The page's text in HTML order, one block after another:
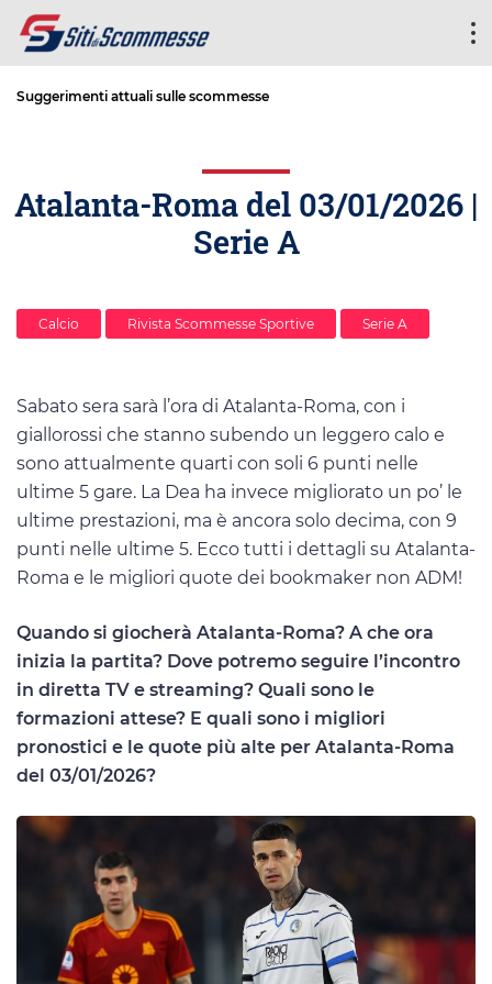
Suggerimenti attuali sulle scommesse
Atalanta-Roma del 03/01/2026 |
Serie A
Calcio Rivista Scommesse Sportive Serie A
Sabato sera sarà l’ora di Atalanta-Roma, con i
giallorossi che stanno subendo un leggero calo e
sono attualmente quarti con soli 6 punti nelle
ultime 5 gare. La Dea ha invece migliorato un po’ le
ultime prestazioni, ma è ancora solo decima, con 9
punti nelle ultime 5. Ecco tutti i dettagli su Atalanta-
Roma e le migliori quote dei bookmaker non ADM!
Quando si giocherà Atalanta-Roma? A che ora
inizia la partita? Dove potremo seguire l’incontro
in diretta TV e streaming? Quali sono le
formazioni attese? E quali sono i migliori
pronostici e le quote più alte per Atalanta-Roma
del 03/01/2026?